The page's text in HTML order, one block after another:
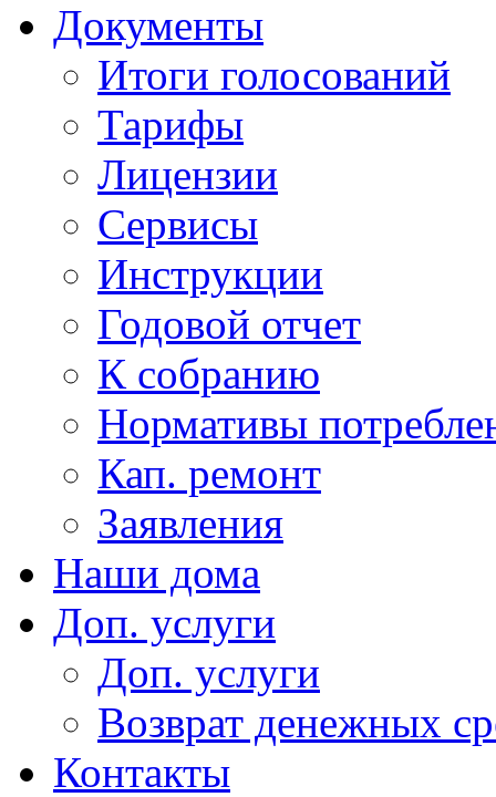
Документы
Итоги голосований
Тарифы
Лицензии
Сервисы
Инструкции
Годовой отчет
К собранию
Нормативы
Кап. ремонт
Заявления
Наши дома
Доп. услуги
Доп. услуги
Возврат денежных
Контакты